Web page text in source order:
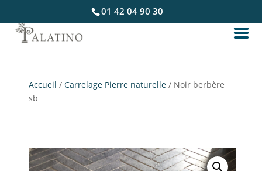
01 42 04 90 30
Accueil /Carrelage Pierre naturelle / Noir berbère
sb